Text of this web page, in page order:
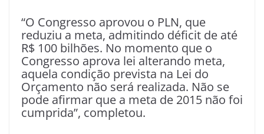
“O Congresso aprovou o PLN, que
reduziu a meta, admitindo déficit de até
R$ 100 bilhões. No momento que o
Congresso aprova lei alterando meta,
aquela condição prevista na Lei do
Orçamento não será realizada. Não se
pode afirmar que a meta de 2015 não foi
cumprida”, completou.